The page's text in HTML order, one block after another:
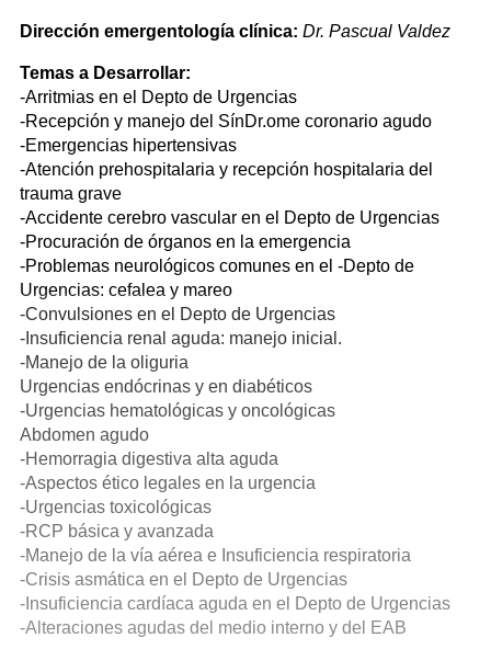
Dirección emergentología clínica: Dr. Pascual Valdez
Temas a Desarrollar:
-Arritmias en el Depto de Urgencias
-Recepción y manejo del SínDr.ome coronario agudo
-Emergencias hipertensivas
-Atención prehospitalaria y recepción hospitalaria del
trauma grave
-Accidente cerebro vascular en el Depto de Urgencias
-Procuración de órganos en la emergencia
-Problemas neurológicos comunes en el -Depto de
Urgencias: cefalea y mareo
-Convulsiones en el Depto de Urgencias
-Insuficiencia renal aguda: manejo inicial.
-Manejo de la oliguria
Urgencias endócrinas y en diabéticos
-Urgencias hematológicas y oncológicas
Abdomen agudo
-Hemorragia digestiva alta aguda
-Aspectos ético legales en la urgencia
-Urgencias toxicológicas
-RCP básica y avanzada
-Manejo de la vía aérea e Insuficiencia respiratoria
-Crisis asmática en el Depto de Urgencias
-Insuficiencia cardíaca aguda en el Depto de Urgencias
-Alteraciones agudas del medio interno y del EAB